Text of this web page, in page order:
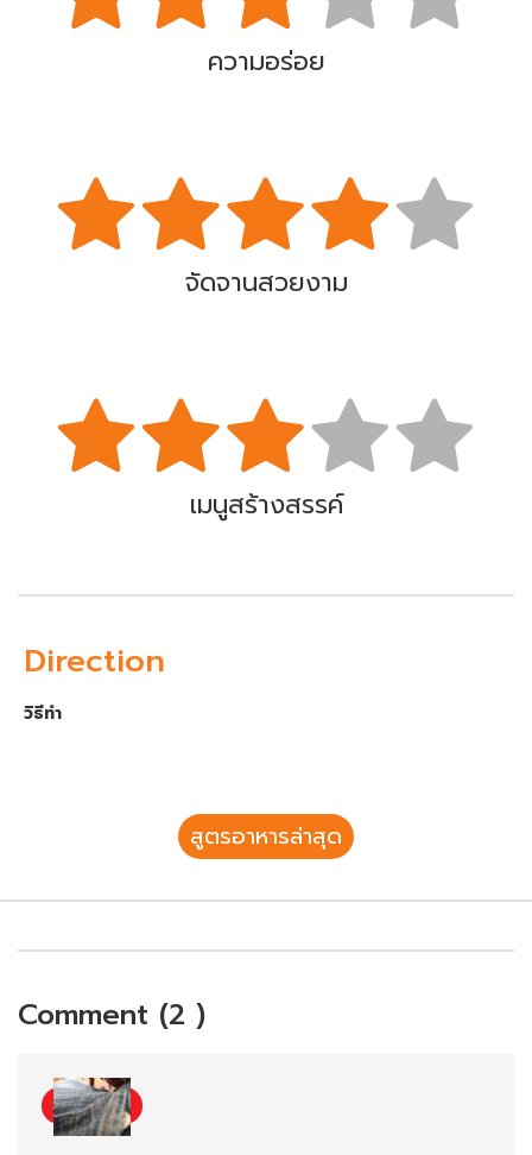
ความอร่อย
จัดจานสวยงาม
เมนูสร้างสรรค์
Direction
วิธีทำ
สูตรอาหารล่าสุด
Comment (2 )